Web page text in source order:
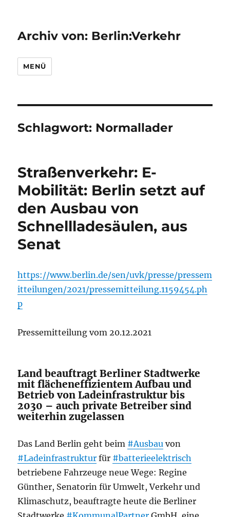
Archiv von: Berlin:Verkehr
MENÜ
Schlagwort: Normallader
Straßenverkehr: E-
Mobilität: Berlin setzt auf
den Ausbau von
Schnellladesäulen, aus
Senat
https://www.berlin.de/sen/uvk/presse/pressem
itteilungen/2021/pressemitteilung.1159454.ph
p
Pressemitteilung vom 20.12.2021
Land beauftragt Berliner Stadtwerke
mit flächeneffizientem Aufbau und
Betrieb von Ladeinfrastruktur bis
2030 – auch private Betreiber sind
weiterhin zugelassen
Das Land Berlin geht beim #Ausbau von
#Ladeinfrastruktur für #batterieelektrisch
betriebene Fahrzeuge neue Wege: Regine
Günther, Senatorin für Umwelt, Verkehr und
Klimaschutz, beauftragte heute die Berliner